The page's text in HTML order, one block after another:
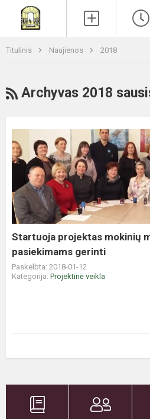
Titulinis Naujienos 2018
RSS
Archyvas 2018
projektas
mokinių
matematikos
pasiekimams
gerinti
Startuoja projektas mokinių
pasiekimams gerinti
Paskelbta: 2018-01-12
Kategorija: Projektinė veikla